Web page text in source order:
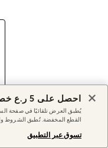
Holiday Shop
Travel Styles
Collection
Tops & T-Shirts
& Kaftans
Sandals
Swimwear
احصل على 5 ر.ع خصم على أول طلب عبر التطبيق
القطع المخفضة. تُطبق الشروط
تسوق عبر التطبيق